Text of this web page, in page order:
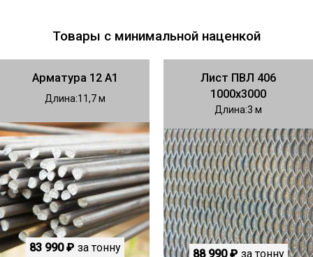
Товары с минимальной наценкой
Арматура 12 А1
Длина 11,7
83 990 ₽ за тонну
Лист ПВЛ 406
1000х3000
Длина 3
88 990 ₽ за тонну